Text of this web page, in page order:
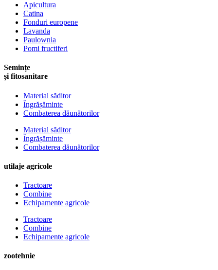
Apicultura
Catina
Fonduri europene
Lavanda
Paulownia
Pomi fructiferi
Semințe
și fitosanitare
Material săditor
Îngrășăminte
Combaterea dăunătorilor
Material săditor
Îngrășăminte
Combaterea dăunătorilor
utilaje agricole
Tractoare
Combine
Echipamente agricole
Tractoare
Combine
Echipamente agricole
zootehnie